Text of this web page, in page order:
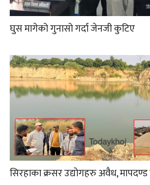
घुस मागेको गुनासो गर्दा जेनजी कुटिए
सिरहाका क्रसर उद्योगहरु अवैध,